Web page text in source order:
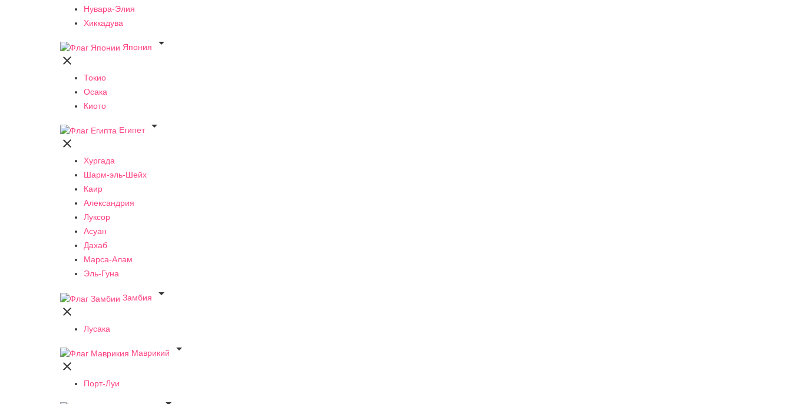
Нувара-Элия
Хиккадува
Япония


Токио
Осака
Киото
Египет


Хургада
Шарм-эль-Шейх
Каир
Александрия
Луксор
Асуан
Дахаб
Марса-Алам
Эль-Гуна
Замбия


Лусака
Маврикий


Порт-Луи